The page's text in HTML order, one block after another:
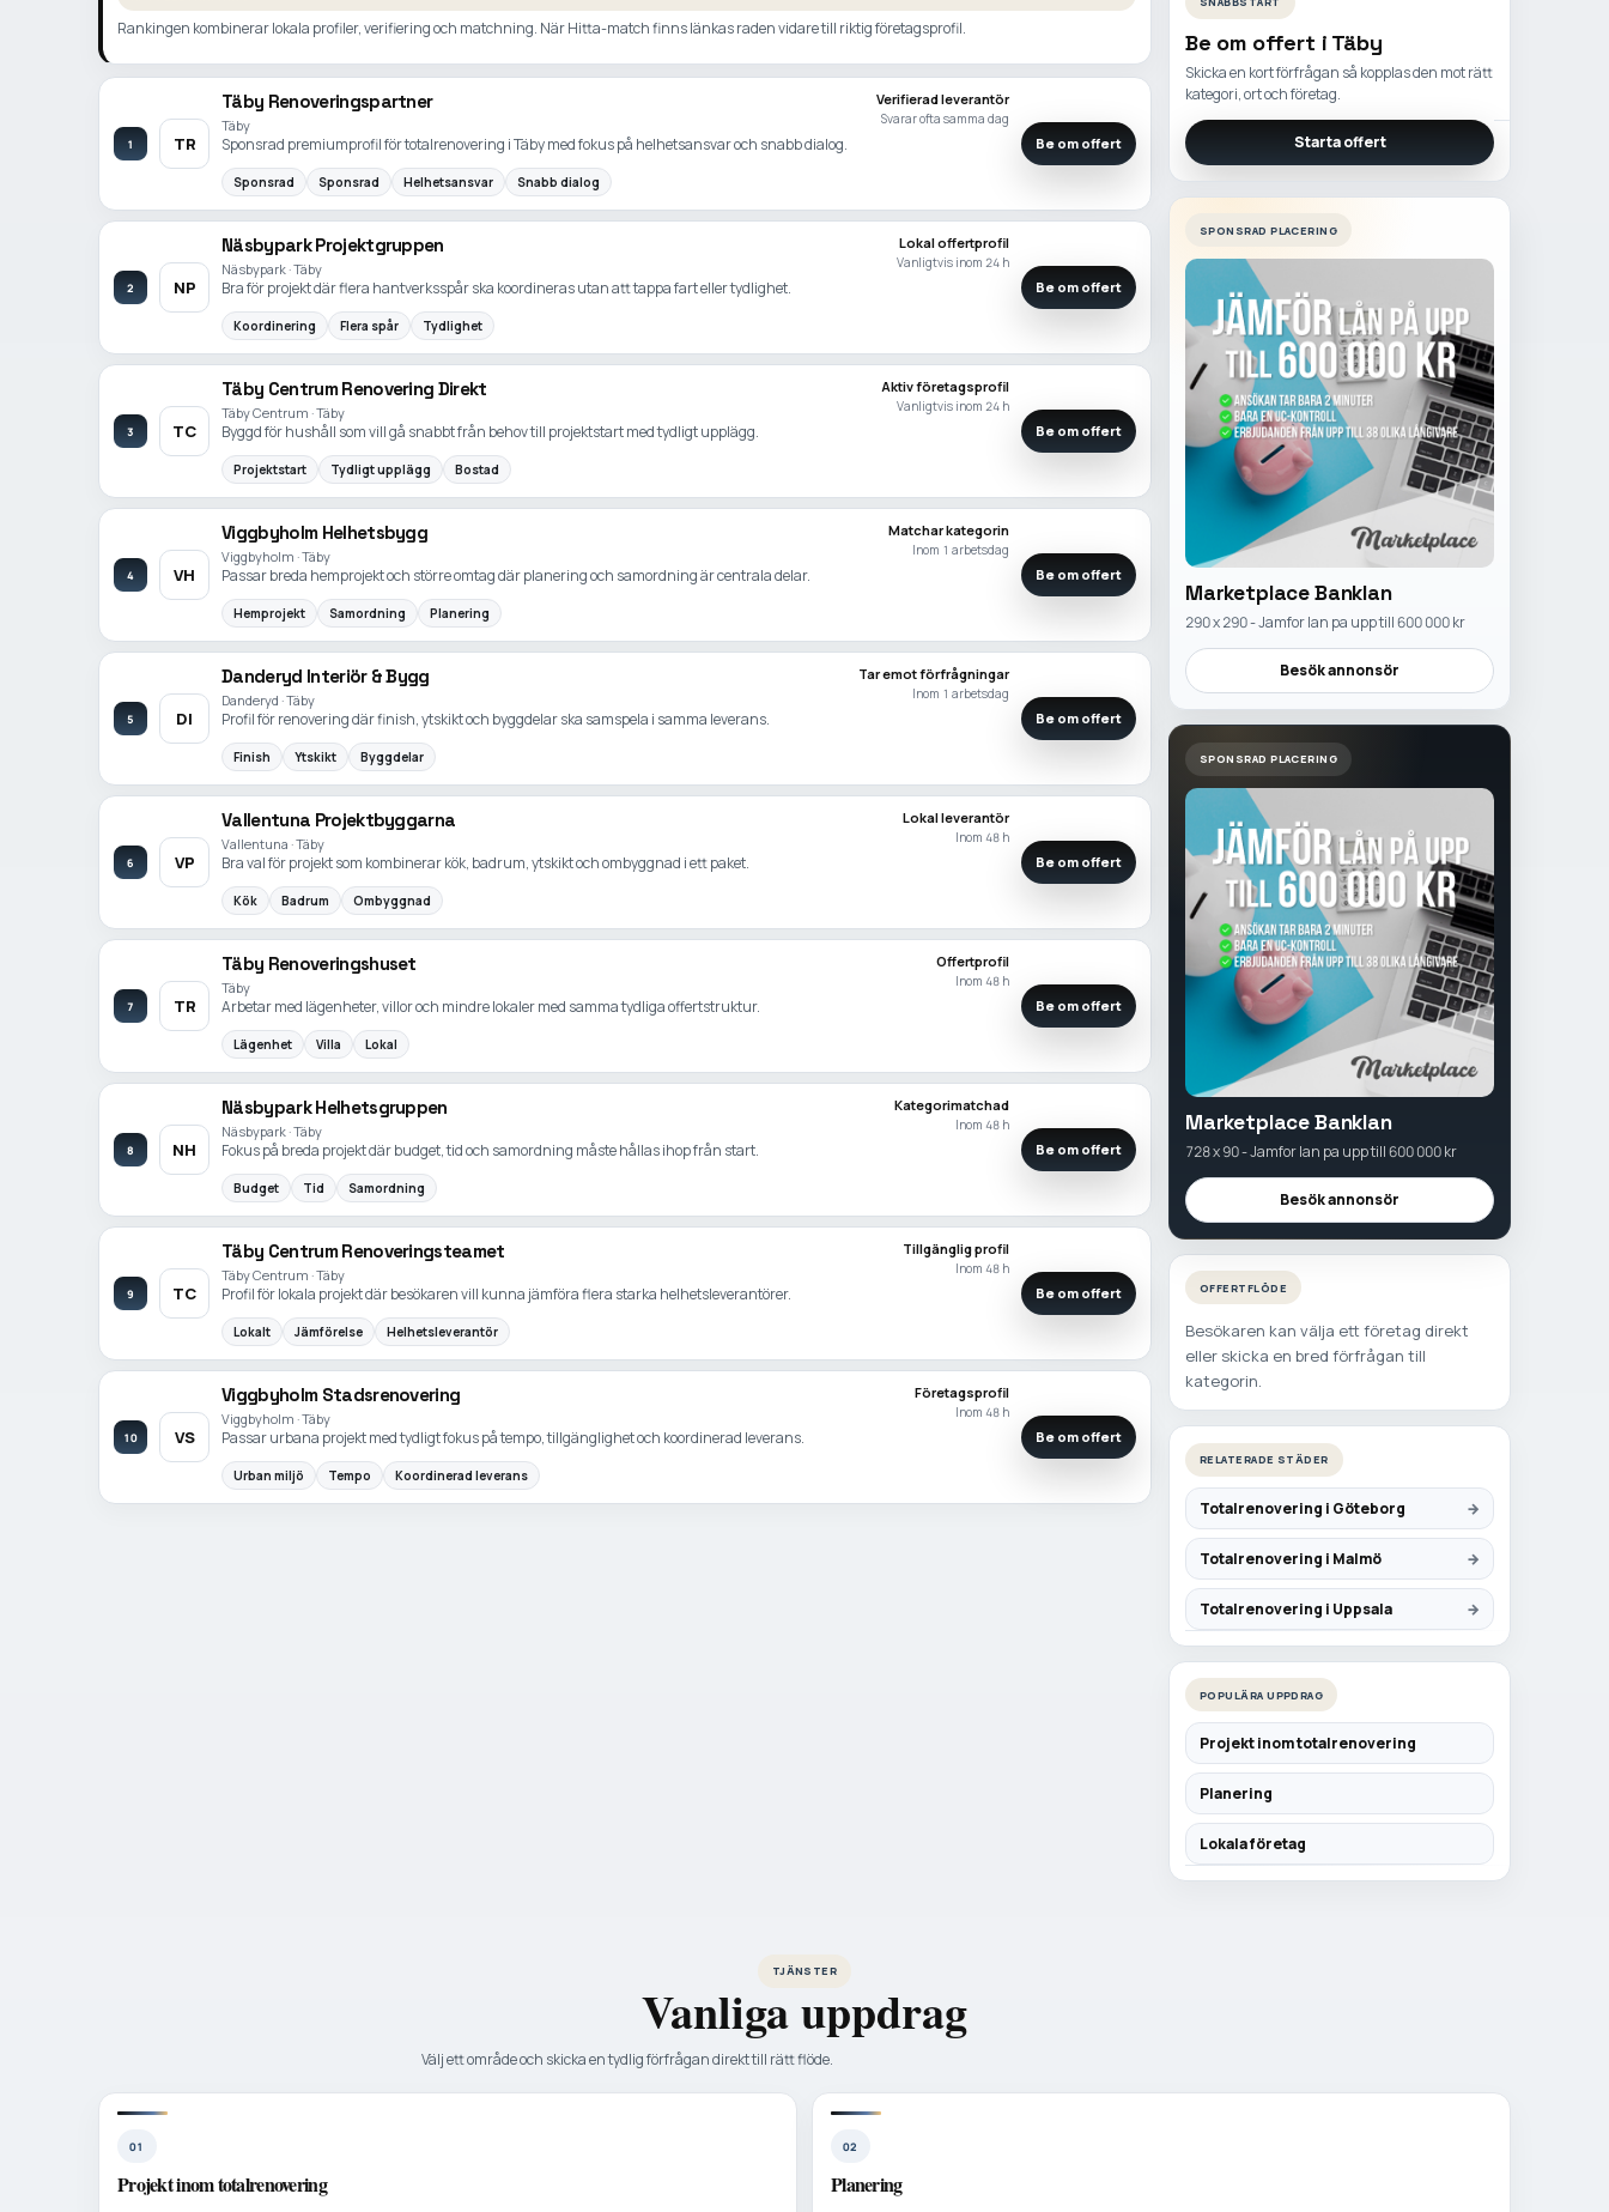
Rankingen kombinerar lokala profiler, verifiering och matchning. När Hitta-match finns länkas raden vidare till riktig företagsprofil.
1 TR
Täby Renoveringspartner
Täby
Verifierad leverantör
Svarar ofta samma dag
Sponsrad premiumprofil för totalrenovering i Täby med fokus på helhetsansvar och snabb dialog.
Sponsrad Sponsrad Helhetsansvar Snabb dialog
Be om offert
2 NP
Näsbypark Projektgruppen
Näsbypark · Täby
Lokal offertprofil
Vanligtvis inom 24 h
Bra för projekt där flera hantverksspår ska koordineras utan att tappa fart eller tydlighet.
Koordinering Flera spår Tydlighet
Be om offert
3 TC
Täby Centrum Renovering Direkt
Täby Centrum · Täby
Aktiv företagsprofil
Vanligtvis inom 24 h
Byggd för hushåll som vill gå snabbt från behov till projektstart med tydligt upplägg.
Projektstart Tydligt upplägg Bostad
Be om offert
4 VH
Viggbyholm Helhetsbygg
Viggbyholm · Täby
Matchar kategorin
Inom 1 arbetsdag
Passar breda hemprojekt och större omtag där planering och samordning är centrala delar.
Hemprojekt Samordning Planering
Be om offert
5 DI
Danderyd Interiör & Bygg
Danderyd · Täby
Tar emot förfrågningar
Inom 1 arbetsdag
Profil för renovering där finish, ytskikt och byggdelar ska samspela i samma leverans.
Finish Ytskikt Byggdelar
Be om offert
6 VP
Vallentuna Projektbyggarna
Vallentuna · Täby
Lokal leverantör
Inom 48 h
Bra val för projekt som kombinerar kök, badrum, ytskikt och ombyggnad i ett paket.
Kök Badrum Ombyggnad
Be om offert
7 TR
Täby Renoveringshuset
Täby
Offertprofil
Inom 48 h
Arbetar med lägenheter, villor och mindre lokaler med samma tydliga offertstruktur.
Lägenhet Villa Lokal
Be om offert
8 NH
Näsbypark Helhetsgruppen
Näsbypark · Täby
Kategorimatchad
Inom 48 h
Fokus på breda projekt där budget, tid och samordning måste hållas ihop från start.
Budget Tid Samordning
Be om offert
9 TC
Täby Centrum Renoveringsteamet
Täby Centrum · Täby
Tillgänglig profil
Inom 48 h
Profil för lokala projekt där besökaren vill kunna jämföra flera starka helhetsleverantörer.
Lokalt Jämförelse Helhetsleverantör
Be om offert
10 VS
Viggbyholm Stadsrenovering
Viggbyholm · Täby
Företagsprofil
Inom 48 h
Passar urbana projekt med tydligt fokus på tempo, tillgänglighet och koordinerad leverans.
Urban miljö Tempo Koordinerad leverans
Be om offert
Be om offert i Täby
Skicka en kort förfrågan så kopplas den mot rätt
kategori, ort och företag.
Starta offert
SPONSRAD PLACERING
Marketplace Banklan
290 x 290 - Jamfor lan pa upp till 600 000 kr
Besök annonsör
SPONSRAD PLACERING
Marketplace Banklan
728 x 90 - Jamfor lan pa upp till 600 000 kr
Besök annonsör
OFFERTFLÖDE
Besökaren kan välja ett företag direkt
eller skicka en bred förfrågan till
kategorin.
RELATERADE STÄDER
Totalrenovering i Göteborg
Totalrenovering i Malmö
Totalrenovering i Uppsala
POPULÄRA UPPDRAG
Projekt inom totalrenovering
Planering
Lokala företag
TJÄNSTER
Vanliga uppdrag
Välj ett område och skicka en tydlig förfrågan direkt till rätt flöde.
01
Projekt inom totalrenovering
02
Planering